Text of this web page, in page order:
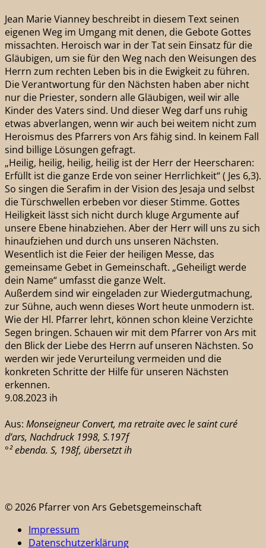
Jean Marie Vianney beschreibt in diesem Text seinen
eigenen Weg im Umgang mit denen, die Gebote Gottes
missachten. Heroisch war in der Tat sein Einsatz für die
Gläubigen, um sie für den Weg nach den Weisungen des
Herrn zum rechten Leben bis in die Ewigkeit zu führen.
Die Verantwortung für den Nächsten haben aber nicht
nur die Priester, sondern alle Gläubigen, weil wir alle
Kinder des Vaters sind. Und dieser Weg darf uns ruhig
etwas abverlangen, wenn wir auch bei weitem nicht zum
Heroismus des Pfarrers von Ars fähig sind. In keinem Fall
sind billige Lösungen gefragt.
„Heilig, heilig, heilig, heilig ist der Herr der Heerscharen:
Erfüllt ist die ganze Erde von seiner Herrlichkeit“ ( Jes 6,3).
So singen die Serafim in der Vision des Jesaja und selbst
die Türschwellen erbeben vor dieser Stimme. Gottes
Heiligkeit lässt sich nicht durch kluge Argumente auf
unsere Ebene hinabziehen. Aber der Herr will uns zu sich
hinaufziehen und durch uns unseren Nächsten.
Wesentlich ist die Feier der heiligen Messe, das
gemeinsame Gebet in Gemeinschaft. „Geheiligt werde
dein Name“ umfasst die ganze Welt.
Außerdem sind wir eingeladen zur Wiedergutmachung,
zur Sühne, auch wenn dieses Wort heute unmodern ist.
Wie der Hl. Pfarrer lehrt, können schon kleine Verzichte
Segen bringen. Schauen wir mit dem Pfarrer von Ars mit
den Blick der Liebe des Herrn auf unseren Nächsten. So
werden wir jede Verurteilung vermeiden und die
konkreten Schritte der Hilfe für unseren Nächsten
erkennen.
9.08.2023 ih
Aus: Monseigneur Convert, ma retraite avec le saint curé
d’ars, Nachdruck 1998, S.197f
°² ebenda. S, 198f, übersetzt ih
© 2026 Pfarrer von Ars Gebetsgemeinschaft
Impressum
Datenschutzerklärung